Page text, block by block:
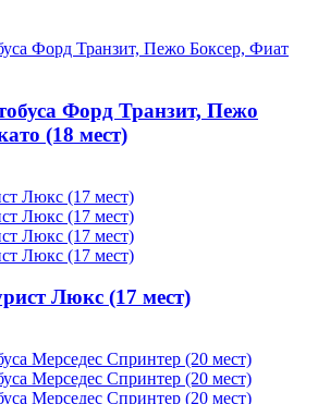
Форд Транзит, Пежо
(18 мест)
Люкс (17 мест)